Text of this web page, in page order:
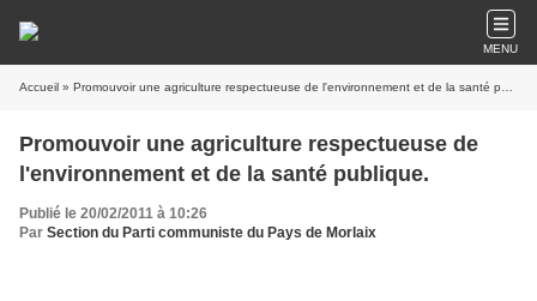
MENU
Accueil » Promouvoir une agriculture respectueuse de l'environnement et de la santé publique.
Promouvoir une agriculture respectueuse de
l'environnement et de la santé publique.
Publié le 20/02/2011 à 10:26
Par Section du Parti communiste du Pays de Morlaix